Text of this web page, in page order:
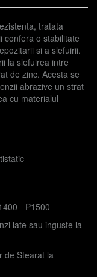
tratata
confera o stabilitate
si a slefuirii.
la slefuirea intre
de zinc. Acesta se
abrazive un strat
cu materialul
- P1500
late sau inguste la
de Stearat la